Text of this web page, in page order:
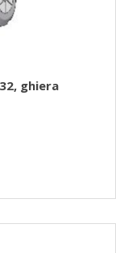
ghiera